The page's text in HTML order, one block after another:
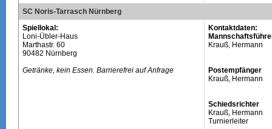
SC Noris-Tarrasch Nürnberg
Spiellokal:
Loni-Übler-Haus
Marthastr. 60
90482 Nürnberg
Getränke, kein Essen. Barrierefrei auf Anfrage
Kontaktdaten:
Krauß, Hermann
Postempfänger
Krauß, Hermann
Schiedsrichter
Krauß, Hermann
Turnierleiter